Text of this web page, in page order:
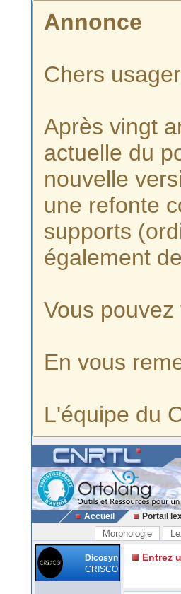
Annonce
Chers
Après vingt
actuelle du
nouvelle
une refonte
supports
également
Vous
En vous
L'équipe du
Accueil Portail
Morphologie
Dicosyn
CRISCO
Entrez